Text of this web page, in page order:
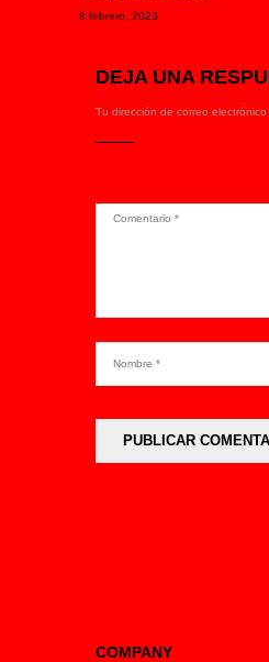
8 febrero, 2023
DEJA UNA
Tu dirección de correo electrónico
COMPANY